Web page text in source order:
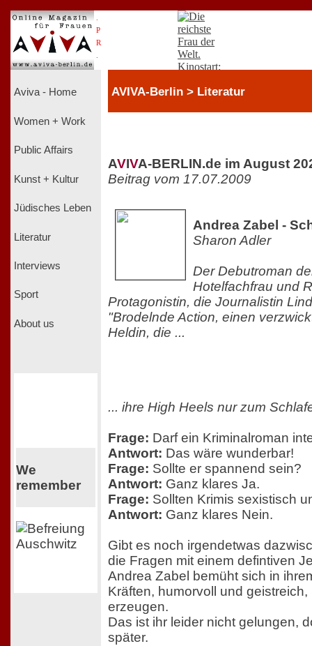
P
R
Aviva - Home
Women + Work
Public Affairs
Kunst + Kultur
Jüdisches Leben
Literatur
Interviews
Sport
About us
We
remember
AVIVA-Berlin > Literatur
AVIVA-BERLIN.de im August
Beitrag vom 17.07.2009
Andrea Zabel -
Sharon Adler
Der Debutroman
Hotelfachfrau und
Protagonistin, die Journalistin
"Brodelnde Action, einen
Heldin, die ...
... ihre High Heels nur zum
Frage: Darf ein Kriminalroman
Antwort: Das wäre wunderbar!
Frage: Sollte er spannend sein?
Antwort: Ganz klares Ja.
Frage: Sollten Krimis sexistisch
Antwort: Ganz klares Nein.
Gibt es noch irgendetwas
die Fragen mit einem defintiven
Andrea Zabel bemüht sich in
Kräften, humorvoll und
erzeugen.
Das ist ihr leider nicht gelungen,
später.